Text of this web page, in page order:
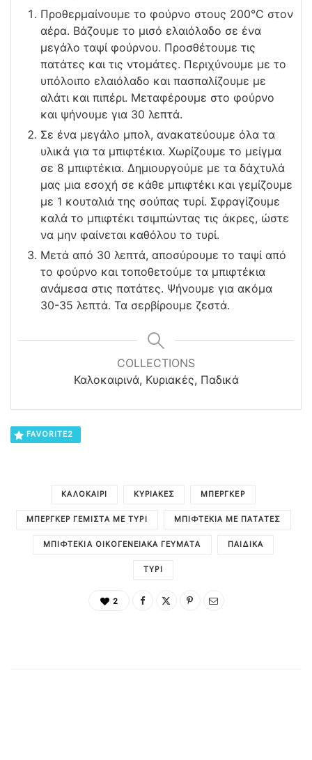
Προθερμαίνουμε το φούρνο στους 200°C στον
αέρα. Βάζουμε το μισό ελαιόλαδο σε ένα
μεγάλο ταψί φούρνου. Προσθέτουμε τις
πατάτες και τις ντομάτες. Περιχύνουμε με το
υπόλοιπο ελαιόλαδο και πασπαλίζουμε με
αλάτι και πιπέρι. Μεταφέρουμε στο φούρνο
και ψήνουμε για 30 λεπτά.
Σε ένα μεγάλο μπολ, ανακατεύουμε όλα τα
υλικά για τα μπιφτέκια. Χωρίζουμε το μείγμα
σε 8 μπιφτέκια. Δημιουργούμε με τα δάχτυλά
μας μια εσοχή σε κάθε μπιφτέκι και γεμίζουμε
με 1 κουταλιά της σούπας τυρί. Σφραγίζουμε
καλά το μπιφτέκι τσιμπώντας τις άκρες, ώστε
να μην φαίνεται καθόλου το τυρί.
Μετά από 30 λεπτά, αποσύρουμε το ταψί από
το φούρνο και τοποθετούμε τα μπιφτέκια
ανάμεσα στις πατάτες. Ψήνουμε για ακόμα
30-35 λεπτά. Τα σερβίρουμε ζεστά.
COLLECTIONS
Καλοκαιρινά, Κυριακές, Παδικά
FAVORITE2
ΚΑΛΟΚΑΊΡΙ ΚΥΡΙΑΚΈΣ ΜΠΈΡΓΚΕΡ
ΜΠΈΡΓΚΕΡ ΓΕΜΙΣΤΆ ΜΕ ΤΥΡΊ ΜΠΙΦΤΈΚΙΑ ΜΕ ΠΑΤΆΤΕΣ
ΜΠΙΦΤΈΚΙΑ ΟΙΚΟΓΕΝΕΙΑΚΆ ΓΕΎΜΑΤΑ ΠΑΙΔΙΚΑ
ΤΥΡΊ
2